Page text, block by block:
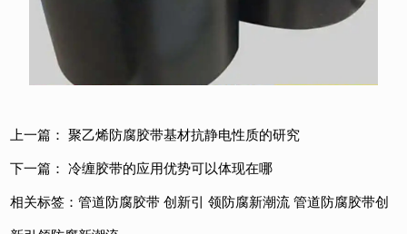
上一篇：聚乙烯防腐胶带基材抗静电性质的研究
下一篇：冷缠胶带的应用优势可以体现在哪
相关标签：管道防腐胶带 创新引 领防腐新潮流 管道防腐胶带创